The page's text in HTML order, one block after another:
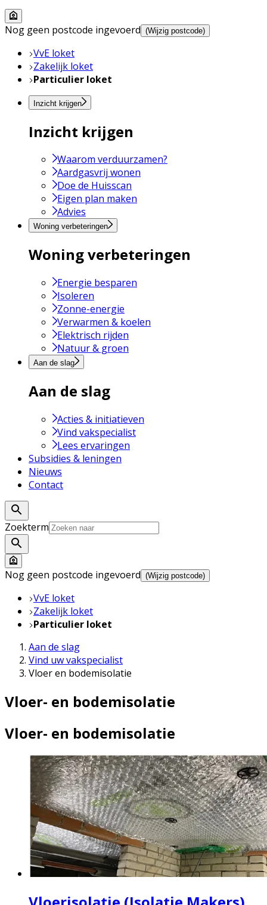
Nog geen postcode ingevoerd (Wijzig postcode)
VvE loket
Zakelijk loket
Particulier loket
Inzicht krijgen
Inzicht krijgen
Waarom verduurzamen?
Aardgasvrij wonen
Doe de Huisscan
Eigen plan maken
Advies
Woning verbeteringen
Woning verbeteringen
Energie besparen
Isoleren
Zonne-energie
Verwarmen & koelen
Elektrisch rijden
Natuur & groen
Aan de slag
Aan de slag
Acties & initiatieven
Vind vakspecialist
Lees ervaringen
Subsidies & leningen
Nieuws
Contact
Zoekterm
Nog geen postcode ingevoerd (Wijzig postcode)
VvE loket
Zakelijk loket
Particulier loket
Aan de slag
Vind uw vakspecialist
Vloer en bodemisolatie
Vloer- en bodemisolatie
Vloer- en bodemisolatie